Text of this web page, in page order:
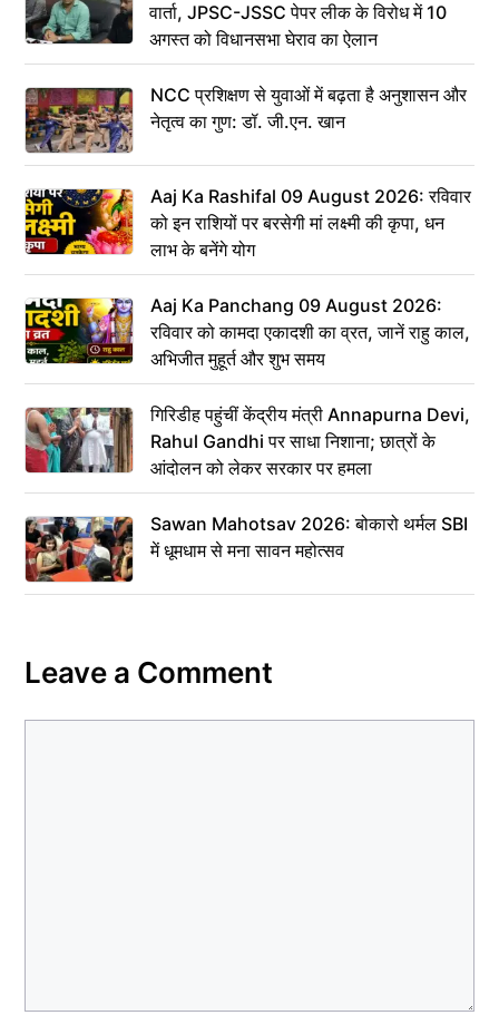
वार्ता, JPSC-JSSC पेपर लीक के विरोध में 10
अगस्त को विधानसभा घेराव का ऐलान
NCC प्रशिक्षण से युवाओं में बढ़ता है अनुशासन और
नेतृत्व का गुण: डॉ. जी.एन. खान
Aaj Ka Rashifal 09 August 2026: रविवार
को इन राशियों पर बरसेगी मां लक्ष्मी की कृपा, धन
लाभ के बनेंगे योग
Aaj Ka Panchang 09 August 2026:
रविवार को कामदा एकादशी का व्रत, जानें राहु काल,
अभिजीत मुहूर्त और शुभ समय
गिरिडीह पहुंचीं केंद्रीय मंत्री Annapurna Devi,
Rahul Gandhi पर साधा निशाना; छात्रों के
आंदोलन को लेकर सरकार पर हमला
Sawan Mahotsav 2026: बोकारो थर्मल SBI
में धूमधाम से मना सावन महोत्सव
Leave a Comment